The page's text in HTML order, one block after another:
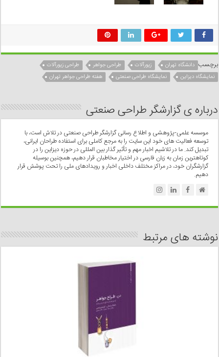
برچسب دانشگاه تهران زیورآلات طراحی جواهر
طراحی زیورآلات
نمایشگاه دیزاین
نمایشگاه طراحی صنعتی هفته طراحی جواهر تهران
درباره ی گزارشگر طراحی صنعتی
موسسه علمی-پژوهشی و اطلاع رسانی گزارشگر طراحی صنعتی در تلاش است، با
توسعه فعالیت های خود این سایت را به مرجع کاملی برای استفاده طراحان ایرانی،
تبدیل کند. ما در تلاشیم اخبار مهم و تأثیر گذار بین المللی در حوزه دیزاین را در
کوتاهترین زمان به زبان فارسی در اختیار مخاطبان قرار دهیم، همچنین بوسیله
گزارشگران خود، در مراکز مختلف داخلی اخبار و رویدادهای ملی را تحت پوشش قرار
دهیم.
نوشته های مرتبط